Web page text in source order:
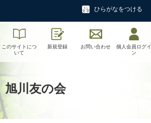
ひらがなをつける
このサイトにつ
いて
新規登録 お問い合わせ
個人会員ログイ
ン
旭川友の会